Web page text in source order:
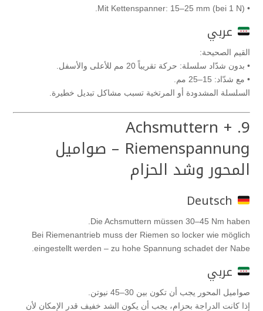
• Mit Kettenspanner: 15–25 mm (bei 1 N).
عربي
القيم الصحيحة:
• بدون شدّاد سلسلة: حركة تقريباً 20 مم للأعلى والأسفل.
• مع شدّاد: 15–25 مم.
السلسلة المشدودة أو المرتخية تسبب مشاكل تبديل خطيرة.
9. Achsmuttern +
Riemenspannung – صواميل
المحور وشد الحزام
Die Achsmuttern müssen 30–45 Nm haben.
Bei Riemenantrieb muss der Riemen so locker wie möglich
eingestellt werden – zu hohe Spannung schadet der Nabe.
عربي
صواميل المحور يجب أن تكون بين 30–45 نيوتن.
إذا كانت الدراجة بحزام، يجب أن يكون الشد خفيف قدر الإمكان لأن